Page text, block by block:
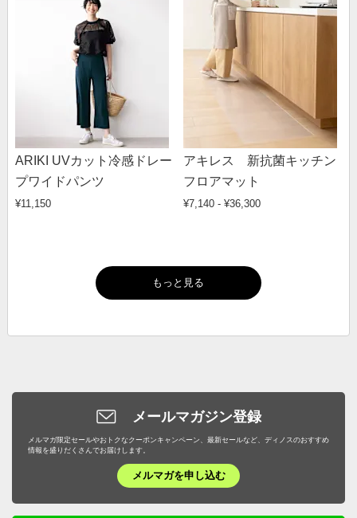
ARIKI UVカット冷感ドレー
プワイドパンツ
¥11,150
アキレス 新抗菌キッチン
フロアマット
¥7,140 - ¥36,300
もっと見る
メールマガジン登録
メルマガ限定セールやおトクなクーポンキャンペーン、最新セールなど、ディノスのおすすめ
情報を盛りだくさんでお届けします。
メルマガを申し込む